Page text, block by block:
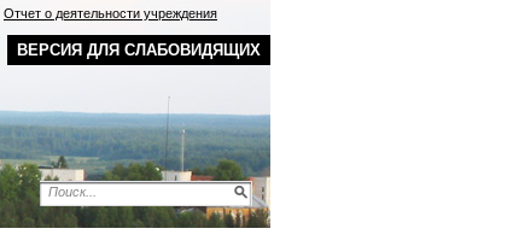
ВЕРСИЯ ДЛЯ СЛАБОВИДЯЩИХ
Отчет о деятельности учреждения